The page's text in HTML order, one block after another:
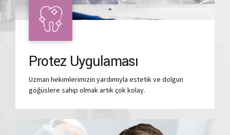
Protez Uygulaması
Uzman hekimlerimizin yardımıyla estetik ve dolgun
göğüslere sahip olmak artık çok kolay.